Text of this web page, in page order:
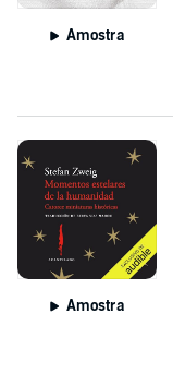
Amostra
Amostra